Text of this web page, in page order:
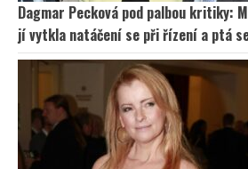
Dagmar Pecková pod palbou kritiky:
jí vytkla natáčení se při řízení a ptá